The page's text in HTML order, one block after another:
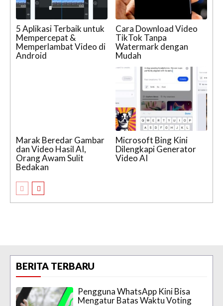
5 Aplikasi Terbaik untuk
Mempercepat &
Memperlambat Video di
Android
Cara Download Video
TikTok Tanpa
Watermark dengan
Mudah
Marak Beredar Gambar
dan Video Hasil AI,
Orang Awam Sulit
Bedakan
Microsoft Bing Kini
Dilengkapi Generator
Video AI
BERITA TERBARU
Pengguna WhatsApp Kini Bisa
Mengatur Batas Waktu Voting